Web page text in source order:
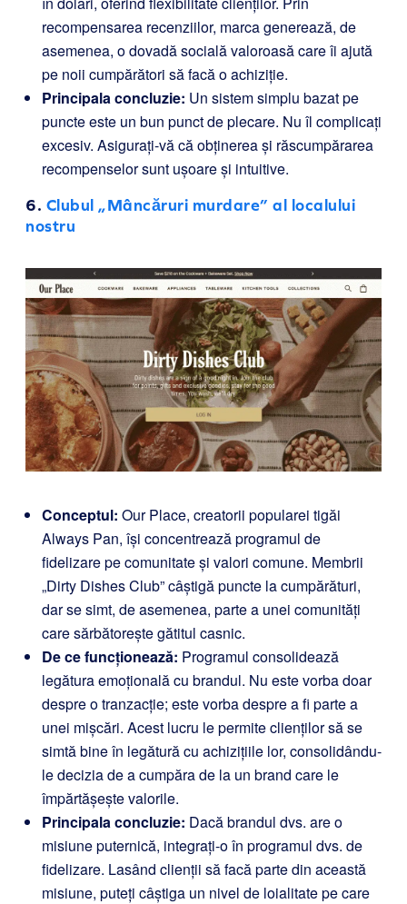
recompensarea recenziilor, marca generează, de
asemenea, o dovadă socială valoroasă care îi ajută
pe noii cumpărători să facă o achiziție.
Principala concluzie: Un sistem simplu bazat pe
puncte este un bun punct de plecare. Nu îl complicați
excesiv. Asigurați-vă că obținerea și răscumpărarea
recompenselor sunt ușoare și intuitive.
6. Clubul „Mâncăruri murdare” al localului
nostru
Conceptul: Our Place, creatorii popularei tigăi
Always Pan, își concentrează programul de
fidelizare pe comunitate și valori comune. Membrii
„Dirty Dishes Club” câștigă puncte la cumpărături,
dar se simt, de asemenea, parte a unei comunități
care sărbătorește gătitul casnic.
De ce funcționează: Programul consolidează
legătura emoțională cu brandul. Nu este vorba doar
despre o tranzacție; este vorba despre a fi parte a
unei mișcări. Acest lucru le permite clienților să se
simtă bine în legătură cu achizițiile lor, consolidându-
le decizia de a cumpăra de la un brand care le
împărtășește valorile.
Principala concluzie: Dacă brandul dvs. are o
misiune puternică, integrați-o în programul dvs. de
fidelizare. Lasând clienții să facă parte din această
misiune, puteți câștiga un nivel de loialitate pe care